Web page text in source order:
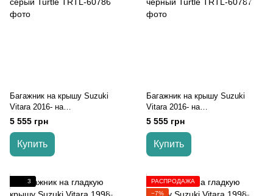
Багажник на крышу Suzuki
Vitara 2016- на
интегрированные рейлинги
серый Turtle
5 555 грн
Купить
Багажник на крышу Suzuki
Vitara 2016- на
интегрированные рейлинги
черный Turtle
5 555 грн
Купить
3
РАСПРОДАЖА
−7%